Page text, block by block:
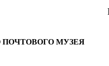
ПОЧТОВОГО МУЗЕЯ